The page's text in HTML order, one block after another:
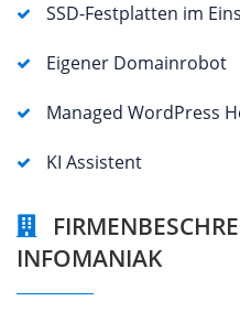
SSD-Festplatten im
Eigener Domainrobot
Managed WordPress
KI Assistent
INFOMANIAK